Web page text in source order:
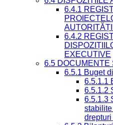
6.4.1
6.4.2
EXECUTIVE
6.5 DOCUMENTE
6.5.1 Buget
6.5.1.1
6.5.1.2
6.5.1.3